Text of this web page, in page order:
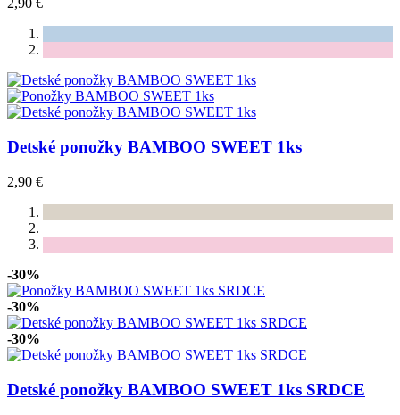
2,90 €
Detské ponožky BAMBOO SWEET 1ks
2,90 €
-30%
-30%
-30%
Detské ponožky BAMBOO SWEET 1ks SRDCE